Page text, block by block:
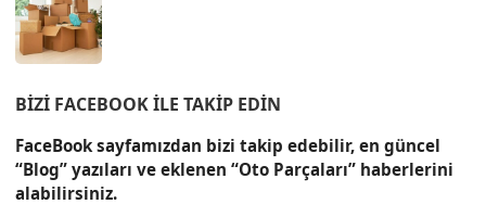
BIZI FACEBOOK İLE TAKIP EDIN
FaceBook sayfamızdan bizi takip edebilir, en güncel
“Blog” yazıları ve eklenen “Oto Parçaları” haberlerini
alabilirsiniz.